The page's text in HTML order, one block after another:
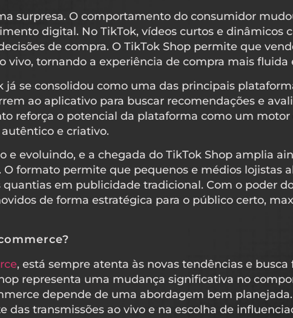
surpresa. O comportamento do consumidor
digital. No TikTok, vídeos curtos e dinâmicos
de compra. O TikTok Shop permite que
vivo, tornando a experiência de compra mais fluida
se consolidou como uma das principais
ao aplicativo para buscar recomendações e
reforça o potencial da plataforma como um
e criativo.
e evoluindo, e a chegada do TikTok Shop amplia
O formato permite que pequenos e médios lojistas
em publicidade tradicional. Com o poder
de forma estratégica para o público certo,
, está sempre atenta às novas tendências e
representa uma mudança significativa no
depende de uma abordagem bem
das transmissões ao vivo e na escolha de